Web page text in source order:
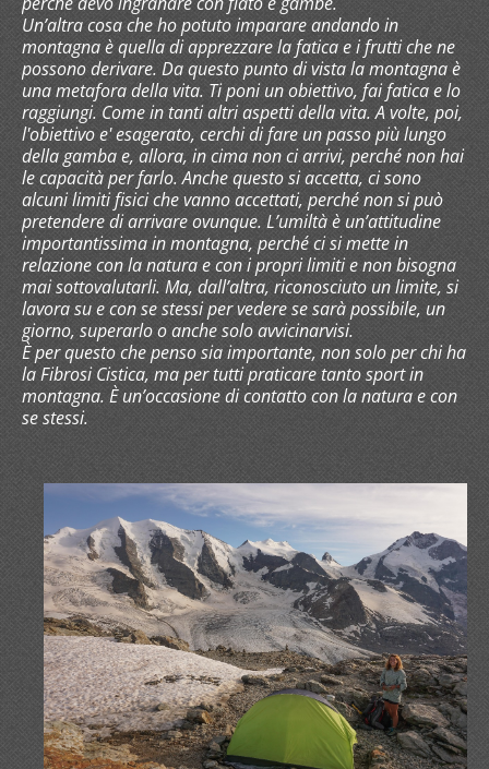
Un’altra cosa che ho potuto imparare andando in
montagna è quella di apprezzare la fatica e i frutti che ne
possono derivare. Da questo punto di vista la montagna è
una metafora della vita. Ti poni un obiettivo, fai fatica e lo
raggiungi. Come in tanti altri aspetti della vita. A volte, poi,
l'obiettivo e' esagerato, cerchi di fare un passo più lungo
della gamba e, allora, in cima non ci arrivi, perché non hai
le capacità per farlo. Anche questo si accetta, ci sono
alcuni limiti fisici che vanno accettati, perché non si può
pretendere di arrivare ovunque. L’umiltà è un’attitudine
importantissima in montagna, perché ci si mette in
relazione con la natura e con i propri limiti e non bisogna
mai sottovalutarli. Ma, dall’altra, riconosciuto un limite, si
lavora su e con se stessi per vedere se sarà possibile, un
giorno, superarlo o anche solo avvicinarvisi.
È per questo che penso sia importante, non solo per chi ha
la Fibrosi Cistica, ma per tutti praticare tanto sport in
montagna. È un’occasione di contatto con la natura e con
se stessi.